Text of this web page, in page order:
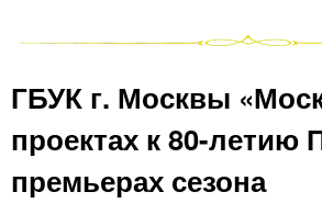
ГБУК г. Москвы
проектах к 80-летию
премьерах сезона